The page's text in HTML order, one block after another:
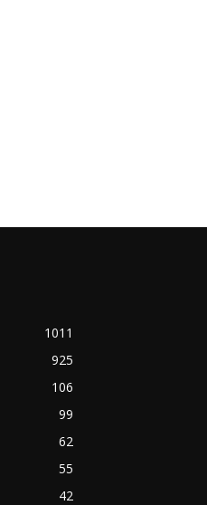
1011
925
106
99
62
55
42